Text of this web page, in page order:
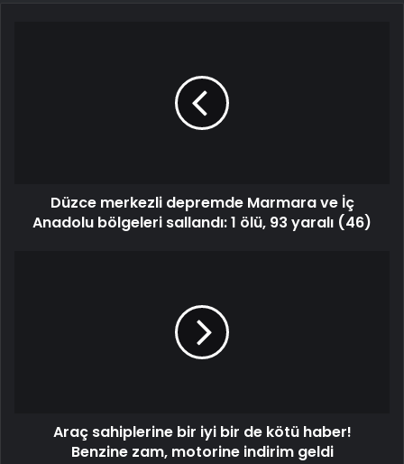
Düzce merkezli depremde Marmara ve İç
Anadolu bölgeleri sallandı: 1 ölü, 93 yaralı (46)
Araç sahiplerine bir iyi bir de kötü haber!
Benzine zam, motorine indirim geldi